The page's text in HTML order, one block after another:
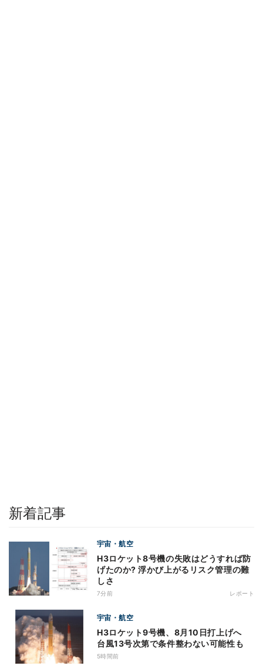
新着記事
宇宙・航空
H3ロケット8号機の失敗はどうすれば防
げたのか? 浮かび上がるリスク管理の難
しさ
7分前 レポート
宇宙・航空
H3ロケット9号機、8月10日打上げへ
台風13号次第で条件整わない可能性も
5時間前